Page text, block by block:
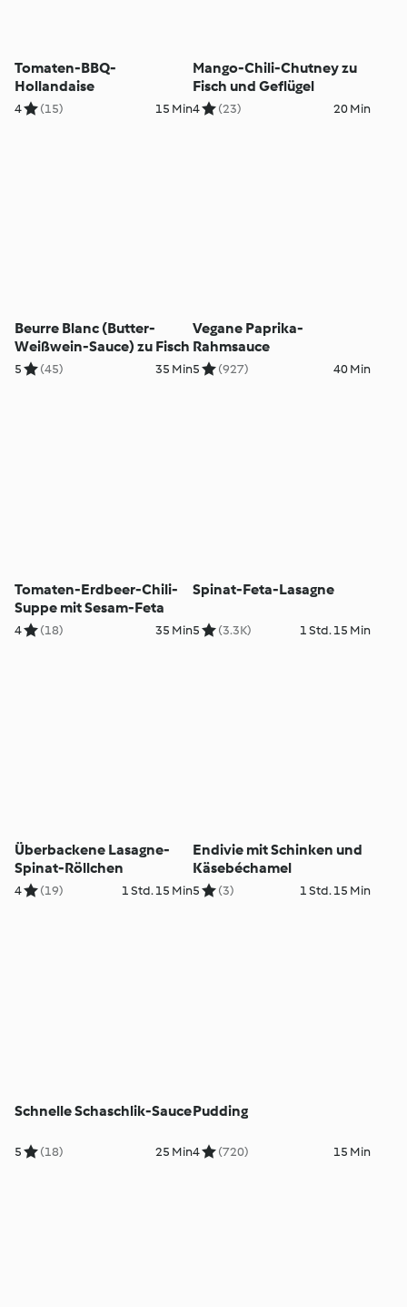
Tomaten-BBQ-
Hollandaise
4 (15) 15 Min
Mango-Chili-Chutney zu
Fisch und Geflügel
4 (23) 20 Min
Beurre Blanc (Butter-
Weißwein-Sauce) zu Fisch
5 (45) 35 Min
Vegane Paprika-
Rahmsauce
5 (927) 40 Min
Tomaten-Erdbeer-Chili-
Suppe mit Sesam-Feta
4 (18) 35 Min
Spinat-Feta-Lasagne
5 (3.3K) 1 Std. 15 Min
Überbackene Lasagne-
Spinat-Röllchen
4 (19) 1 Std. 15 Min
Endivie mit Schinken und
Käsebéchamel
5 (3) 1 Std. 15 Min
Schnelle Schaschlik-Sauce
5 (18) 25 Min
Pudding
4 (720) 15 Min